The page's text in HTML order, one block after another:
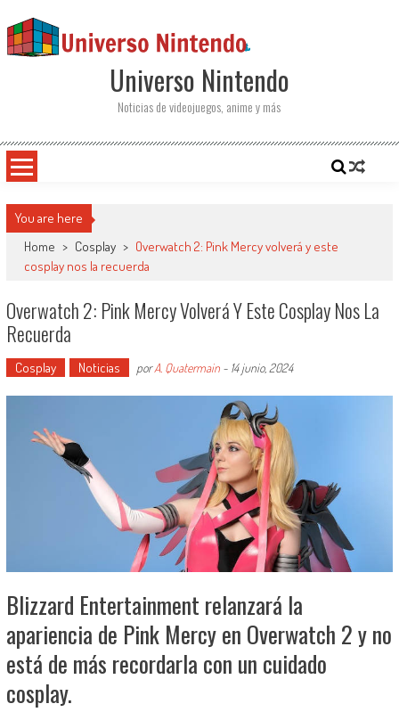
Universo Nintendo
Noticias de videojuegos, anime y más
You are here
Home > Cosplay > Overwatch 2: Pink Mercy volverá y este
cosplay nos la recuerda
Overwatch 2: Pink Mercy Volverá Y Este Cosplay Nos La
Recuerda
Cosplay Noticias porA. Quatermain- 14 junio, 2024
Blizzard Entertainment relanzará la
apariencia de Pink Mercy en Overwatch 2 y no
está de más recordarla con un cuidado
cosplay.